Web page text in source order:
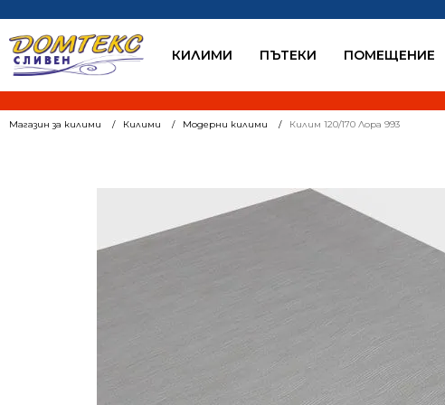
КИЛИМИ ПЪТЕКИ ПОМЕЩЕНИЕ
Магазин за килими Килими Модерни килими Килим 120/170 Лора 993